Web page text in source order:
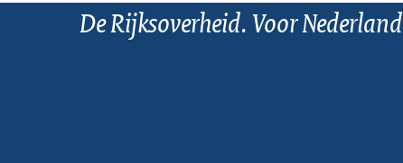
De Rijksoverheid. Voor Nederland